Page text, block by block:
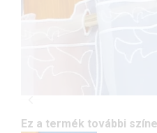
Ez a termék további